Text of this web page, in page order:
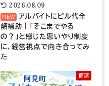
2026.08.09
アルバイトにピル代全
額補助｜「そこまでやる
の？」と感じた思いやり制度
に、経営視点で向き合ってみ
た
簡潔